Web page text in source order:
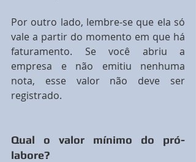
Por outro lado, lembre-se que ela só
vale a partir do momento em que há
faturamento. Se você abriu a
empresa e não emitiu nenhuma
nota, esse valor não deve ser
registrado.
Qual o valor mínimo do pró-
labore?